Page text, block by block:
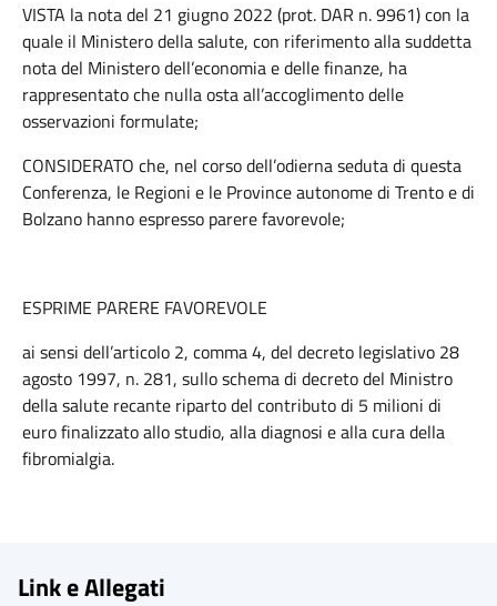
VISTA la nota del 21 giugno 2022 (prot. DAR n. 9961) con la
quale il Ministero della salute, con riferimento alla suddetta
nota del Ministero dell’economia e delle finanze, ha
rappresentato che nulla osta all’accoglimento delle
osservazioni formulate;
CONSIDERATO che, nel corso dell’odierna seduta di questa
Conferenza, le Regioni e le Province autonome di Trento e di
Bolzano hanno espresso parere favorevole;
ESPRIME PARERE FAVOREVOLE
ai sensi dell’articolo 2, comma 4, del decreto legislativo 28
agosto 1997, n. 281, sullo schema di decreto del Ministro
della salute recante riparto del contributo di 5 milioni di
euro finalizzato allo studio, alla diagnosi e alla cura della
fibromialgia.
Link e Allegati